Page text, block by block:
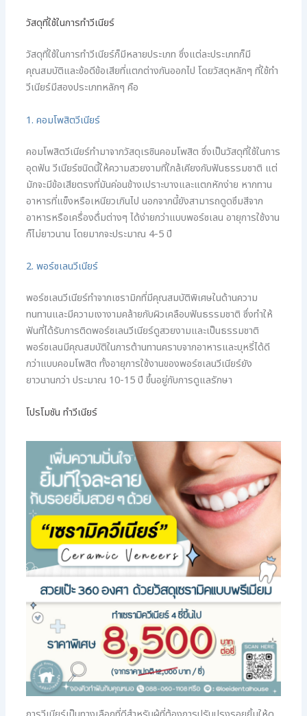
วัสดุที่ใช้ในการทำวีเนียร์
วัสดุที่ใช้ในการทำวีเนียร์ก็มีหลายประเภท ซึ่งแต่ละประเภทก็มี
คุณสมบัติและข้อดีข้อเสียที่แตกต่างกันออกไป โดยวัสดุหลักๆ ที่ใช้ทำ
วีเนียร์มีสองประเภทหลักๆ คือ
1. คอมโพสิตวีเนียร์
คอมโพสิตวีเนียร์ทำมาจากวัสดุเรซินคอมโพสิต ซึ่งเป็นวัสดุที่ใช้ในการ
อุดฟัน วีเนียร์ชนิดนี้ให้ความสวยงามที่ใกล้เคียงกับฟันธรรมชาติ แต่
มักจะมีข้อเสียตรงที่มันค่อนข้างเปราะบางและแตกหักง่าย หากทาน
อาหารที่แข็งหรือเหนียวเกินไป นอกจากนี้ยังสามารถดูดซึมสีจาก
อาหารหรือเครื่องดื่มต่างๆ ได้ง่ายกว่าแบบพอร์ซเลน อายุการใช้งาน
ก็ไม่ยาวนาน โดยมากจะประมาณ 4-5 ปี
2. พอร์ซเลนวีเนียร์
พอร์ซเลนวีเนียร์ทำจากเซรามิกที่มีคุณสมบัติพิเศษในด้านความ
ทนทานและมีความเงางามคล้ายกับผิวเคลือบฟันธรรมชาติ ซึ่งทำให้
ฟันที่ได้รับการติดพอร์ซเลนวีเนียร์ดูสวยงามและเป็นธรรมชาติ
พอร์ซเลนมีคุณสมบัติในการต้านทานคราบจากอาหารและบุหรี่ได้ดี
กว่าแบบคอมโพสิต ทั้งอายุการใช้งานของพอร์ซเลนวีเนียร์ยัง
ยาวนานกว่า ประมาณ 10-15 ปี ขึ้นอยู่กับการดูแลรักษา
โปรโมชัน ทำวีเนียร์